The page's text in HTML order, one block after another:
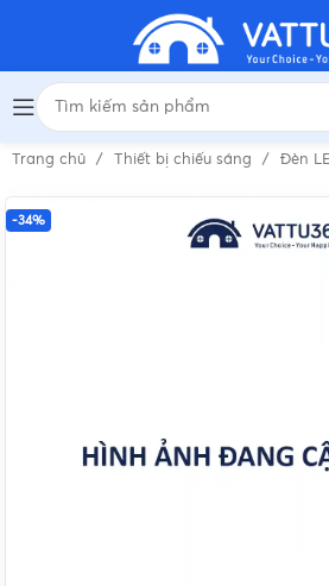
Trang chủ Thiết bị chiếu sáng Đèn
-34%